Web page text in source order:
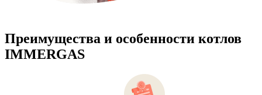
Преимущества и особенности котлов
IMMERGAS